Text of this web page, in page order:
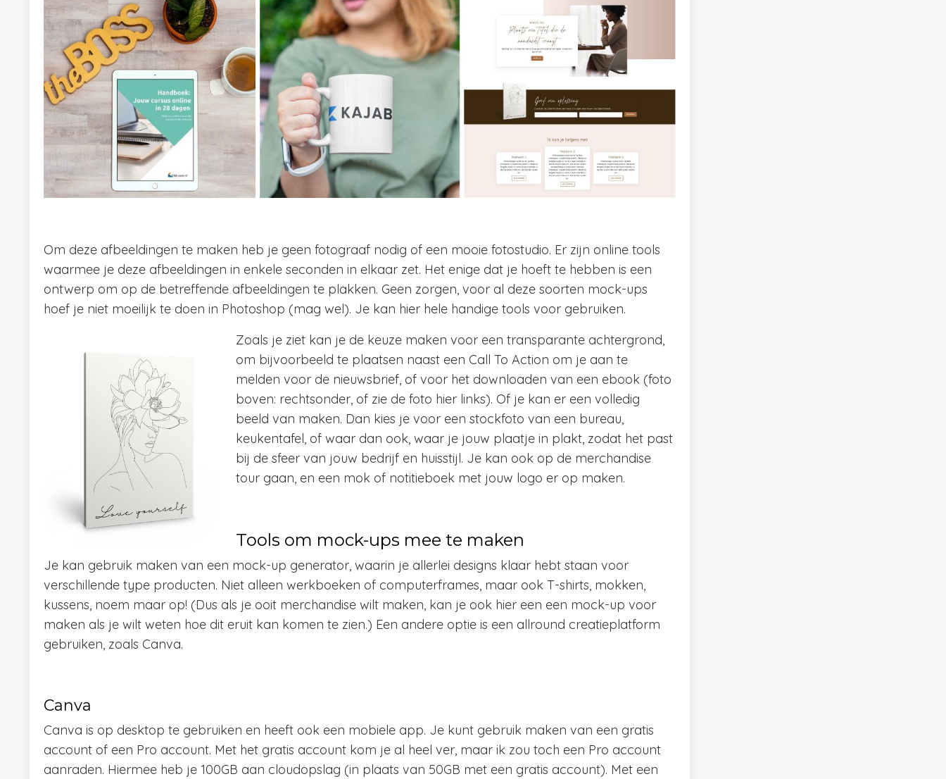
Om deze afbeeldingen te maken heb je geen fotograaf nodig of een mooie fotostudio. Er zijn online tools
waarmee je deze afbeeldingen in enkele seconden in elkaar zet. Het enige dat je hoeft te hebben is een
ontwerp om op de betreffende afbeeldingen te plakken. Geen zorgen, voor al deze soorten mock-ups
hoef je niet moeilijk te doen in Photoshop (mag wel). Je kan hier hele handige tools voor gebruiken.
Zoals je ziet kan je de keuze maken voor een transparante achtergrond,
om bijvoorbeeld te plaatsen naast een Call To Action om je aan te
melden voor de nieuwsbrief, of voor het downloaden van een ebook (foto
boven: rechtsonder, of zie de foto hier links). Of je kan er een volledig
beeld van maken. Dan kies je voor een stockfoto van een bureau,
keukentafel, of waar dan ook, waar je jouw plaatje in plakt, zodat het past
bij de sfeer van jouw bedrijf en huisstijl. Je kan ook op de merchandise
tour gaan, en een mok of notitieboek met jouw logo er op maken.
Tools om mock-ups mee te maken
Je kan gebruik maken van een mock-up generator, waarin je allerlei designs klaar hebt staan voor
verschillende type producten. Niet alleen werkboeken of computerframes, maar ook T-shirts, mokken,
kussens, noem maar op! (Dus als je ooit merchandise wilt maken, kan je ook hier een een mock-up voor
maken als je wilt weten hoe dit eruit kan komen te zien.) Een andere optie is een allround creatieplatform
gebruiken, zoals Canva.
Canva
Canva is op desktop te gebruiken en heeft ook een mobiele app. Je kunt gebruik maken van een gratis
account of een Pro account. Met het gratis account kom je al heel ver, maar ik zou toch een Pro account
aanraden. Hiermee heb je 100GB aan cloudopslag (in plaats van 50GB met een gratis account). Met een